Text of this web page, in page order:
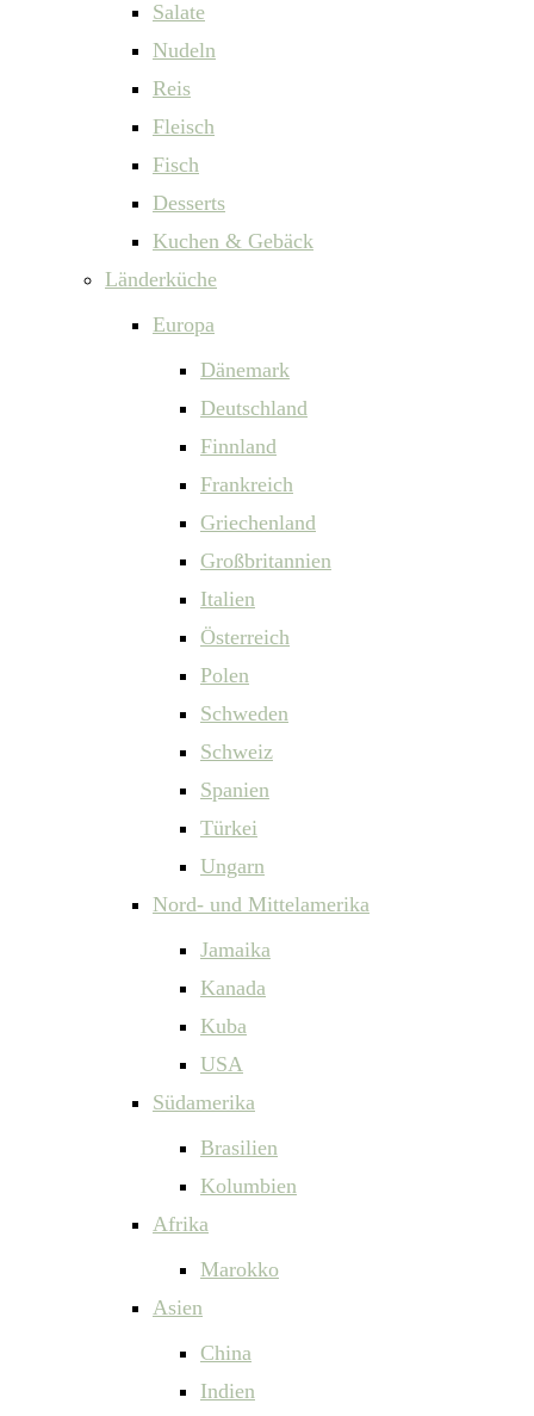
Salate
Nudeln
Reis
Fleisch
Fisch
Desserts
Kuchen & Gebäck
Länderküche
Europa
Dänemark
Deutschland
Finnland
Frankreich
Griechenland
Großbritannien
Italien
Österreich
Polen
Schweden
Schweiz
Spanien
Türkei
Ungarn
Nord- und Mittelamerika
Jamaika
Kanada
Kuba
USA
Südamerika
Brasilien
Kolumbien
Afrika
Marokko
Asien
China
Indien